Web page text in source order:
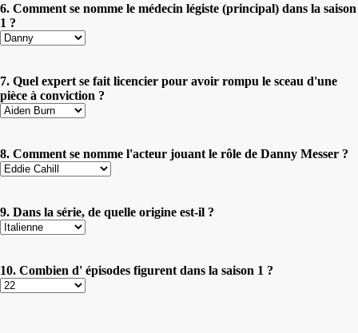
6. Comment se nomme le médecin légiste (principal) dans la saison
1 ?
7. Quel expert se fait licencier pour avoir rompu le sceau d'une
pièce à conviction ?
8. Comment se nomme l'acteur jouant le rôle de Danny Messer ?
9. Dans la série, de quelle origine est-il ?
10. Combien d' épisodes figurent dans la saison 1 ?